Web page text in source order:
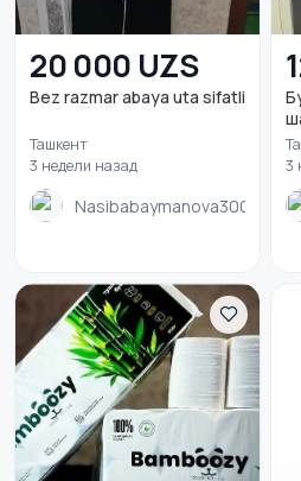
20 000 UZS
Bez razmar abaya uta sifatli
Ташкент
3 недели назад
Nasibabaymanova300
3